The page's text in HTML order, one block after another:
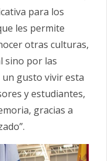
para los
les permite
otras culturas,
sino por las
un gusto vivir esta
y estudiantes,
gracias a